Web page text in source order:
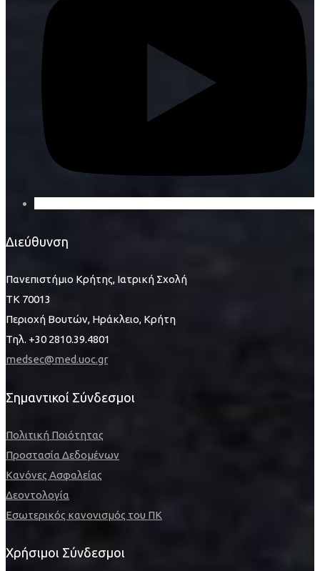
Διεύθυνση
Πανεπιστήμιο Κρήτης, Ιατρική Σχολή
ΤΚ 70013
Περιοχή Βουτών, Ηράκλειο, Κρήτη
Τηλ. +30 2810.39.4801
medsec@med.uoc.gr
Σημαντικοί Σύνδεσμοι
Πολιτική Ποιότητας
Προστασία Δεδομένων
Κανόνες Ασφαλείας
Δεοντολογία
Εσωτερικός κανονισμός του ΠΚ
Χρήσιμοι Σύνδεσμοι